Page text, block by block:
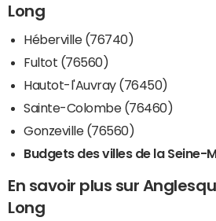
Long
Héberville (76740)
Fultot (76560)
Hautot-l'Auvray (76450)
Sainte-Colombe (76460)
Gonzeville (76560)
Budgets des villes de la Seine-
En savoir plus sur
Long